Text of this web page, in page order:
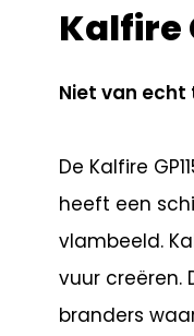
Kalfire
Niet van echt
De Kalfire
heeft een
vlambeeld.
vuur creëren.
branders